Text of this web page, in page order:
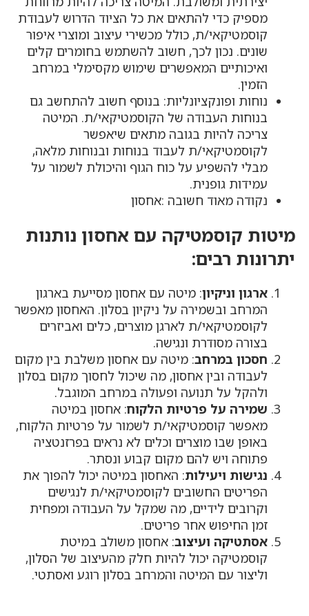
מספיק כדי להתאים את כל הציוד הדרוש לעבודת
קוסמטיקאי/ת, כולל מכשירי עיצוב ומוצרי איפור
שונים. נכון לכך, חשוב להשתמש בחומרים קלים
ואיכותיים המאפשרים שימוש מקסימלי במרחב
הזמין.
נוחות ופונקציונליות: בנוסף חשוב להתחשב גם
בנוחות העבודה של הקוסמטיקאי/ת. המיטה
צריכה להיות בגובה מתאים שיאפשר
לקוסמטיקאי/ת לעבוד בנוחות ובנוחות מלאה,
מבלי להשפיע על כוח הגוף והיכולת לשמור על
עמידות גופנית.
נקודה מאוד חשובה :אחסון
מיטות קוסמטיקה עם אחסון נותנות
יתרונות רבים:
ארגון וניקיון: מיטה עם אחסון מסייעת בארגון
המרחב ובשמירה על ניקיון בסלון. האחסון מאפשר
לקוסמטיקאי/ת לארגן מוצרים, כלים ואביזרים
בצורה מסודרת ונגישה.
חסכון במרחב: מיטה עם אחסון משלבת בין מקום
לעבודה ובין אחסון, מה שיכול לחסוך מקום בסלון
ולהקל על תנועה ופעולה במרחב המוגבל.
שמירה על פרטיות הלקוח: אחסון במיטה
מאפשר קוסמטיקאי/ת לשמור על פרטיות הלקוח,
באופן שבו מוצרים וכלים לא נראים בפרזנטציה
פתוחה ויש להם מקום קבוע ונסתר.
נגישות ויעילות: האחסון במיטה יכול להפוך את
הפריטים החשובים לקוסמטיקאי/ת לנגישים
וקרובים לידיים, מה שמקל על העבודה ומפחית
זמן החיפוש אחר פריטים.
אסתטיקה ועיצוב: אחסון משולב במיטת
קוסמטיקה יכול להיות חלק מהעיצוב של הסלון,
וליצור עם המיטה והמרחב בסלון רוגע ואסתטי.